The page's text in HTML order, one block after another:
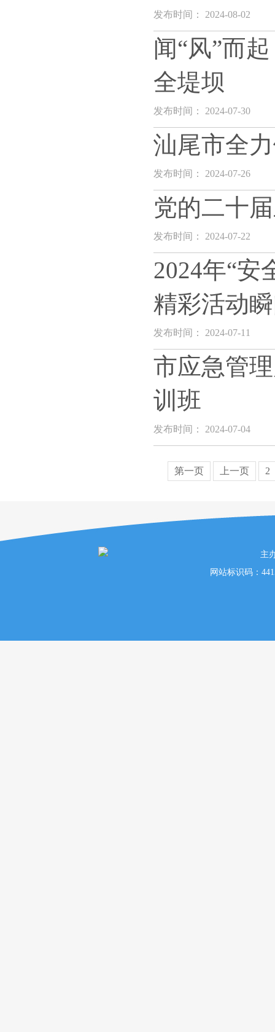
发布时间： 2024-08-02
闻“风”而
全堤坝
发布时间： 2024-07-30
汕尾市全
发布时间： 2024-07-26
党的二十
发布时间： 2024-07-22
2024年“安
精彩活动
发布时间： 2024-07-11
市应急管
训班
发布时间： 2024-07-04
第一页 上一页 2
主
网站标识码：